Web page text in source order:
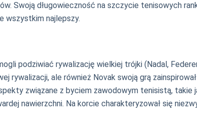
Swoją długowieczność na szczycie tenisowych
wszystkim najlepszy.
podziwiać rywalizację wielkiej trójki (Nadal,
ale również Novak swoją grą
związane z byciem zawodowym tenisistą, takie
nawierzchni. Na korcie charakteryzował się